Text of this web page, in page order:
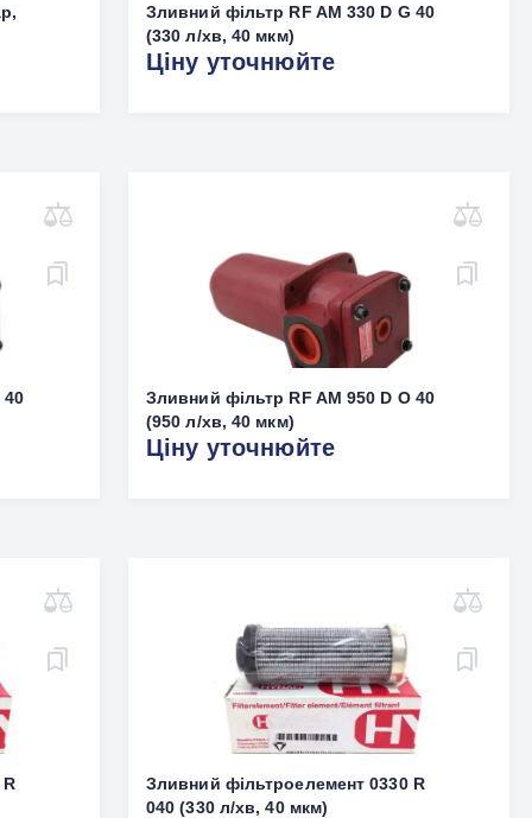
Зливний фільтр RF AM 330 D G 40
(330 л/хв, 40 мкм)
Ціну уточнюйте
40
Зливний фільтр RF AM 950 D O 40
(950 л/хв, 40 мкм)
Ціну уточнюйте
Зливний фільтроелемент 0330 R
040 (330 л/хв, 40 мкм)